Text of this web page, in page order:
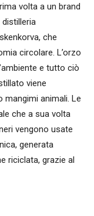
volta a un brand
distilleria
che
circolare. L’orzo
e tutto ciò
viene
animali. Le
che a sua volta
vengono usate
generata
riciclata, grazie al